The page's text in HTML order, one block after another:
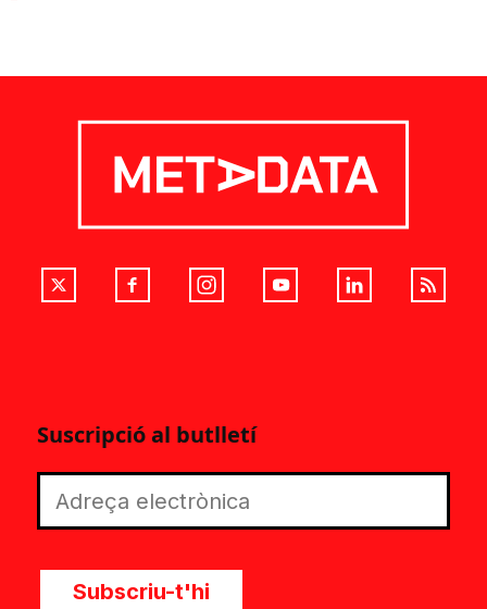
Suscripció al butlletí
Subscriu-t'hi